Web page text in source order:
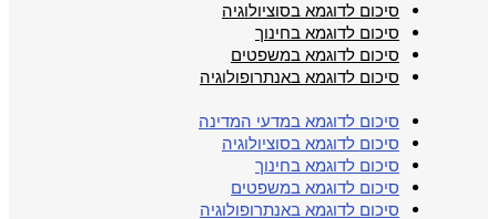
סיכום לדוגמא בסוציולוגיה
סיכום לדוגמא בחינוך
סיכום לדוגמא במשפטים
סיכום לדוגמא באנתרופולוגיה
סיכום לדוגמא במדעי המדינה
סיכום לדוגמא בסוציולוגיה
סיכום לדוגמא בחינוך
סיכום לדוגמא במשפטים
סיכום לדוגמא באנתרופולוגיה